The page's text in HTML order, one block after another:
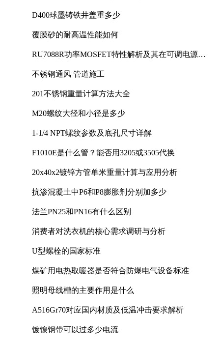
D400球墨铸铁井盖重多少
覆膜砂的耐高温性能如何
RU7088R功率MOSFET特性解析及其在可调电源设
不锈钢通风 管道施工
201不锈钢重量计算方法大全
M20螺纹大径和小径是多少
1-1/4 NPT螺纹参数及底孔尺寸详解
F1010E是什么管？能否用3205或3505代换
20x40x2镀锌方管单米重量计算与应用分析
抗渗混凝土中P6和P8膨胀剂分别加多少
法兰PN25和PN16有什么区别
消费者对洗衣机的核心需求调研与分析
U型螺栓的国家标准
煤矿用电热取暖器是否符合防爆电气设备标准
照明母线槽的主要作用是什么
A516Gr70对应国内材质及低温冲击要求解析
镀镍钢带可以过多少电流